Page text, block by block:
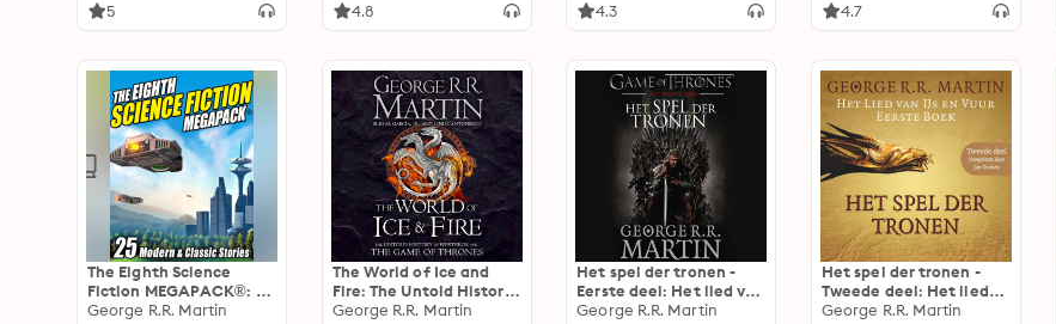
5 4.8 4.3 4.7
The Eighth Science
Fiction MEGAPACK®: 25
Modern and Classic
George R.R. Martin
The World of Ice and
Fire: The Untold History
of Westeros and the
George R.R. Martin
Het spel der tronen -
Eerste deel: Het lied van
ijs en vuur
George R.R. Martin
Het spel der tronen -
Tweede deel: Het lied
van IJs en Vuur
George R.R. Martin